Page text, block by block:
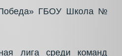
ГБОУ Школа №
лига среди команд